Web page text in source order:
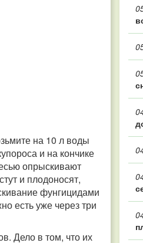
на 10 л воды
и на кончике
опрыскивают
и плодоносят,
фунгицидами
есть уже через три
Дело в том, что их